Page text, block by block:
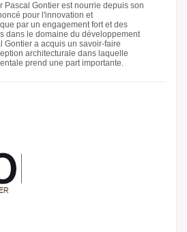
Pascal Gontier est nourrie depuis son
pour l'innovation et
par un engagement fort et des
dans le domaine du développement
Gontier a acquis un savoir-faire
architecturale dans laquelle
prend une part importante.